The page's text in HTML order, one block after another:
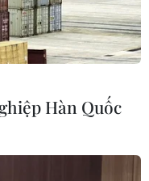
giữa
với
Hàn Quốc